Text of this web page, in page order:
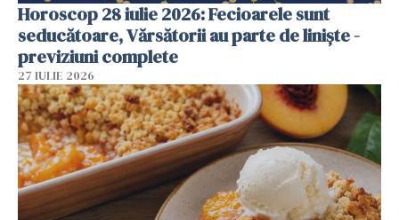
Horoscop 28 iulie 2026: Fecioarele sunt
seducătoare, Vărsătorii au parte de liniște -
previziuni complete
27 IULIE 2026